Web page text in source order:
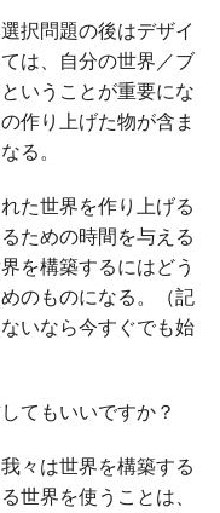
択問題の後はデザイ
は、自分の世界／ブ
いうことが重要にな
作り上げた物が含ま
る。
た世界を作り上げる
ための時間を与える
を構築するにはどう
のものになる。（記
いなら今すぐでも始
てもいいですか？
々は世界を構築する
世界を使うことは、